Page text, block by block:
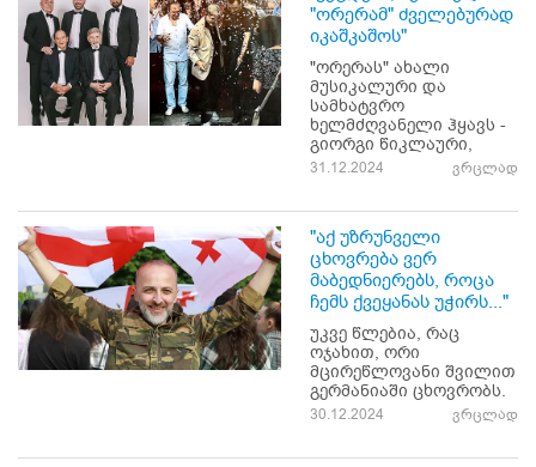
"ორერამ" ძველებურად
იკაშკაშოს"
"ორერას" ახალი
მუსიკალური და
სამხატვრო
ხელმძღვანელი ჰყავს -
გიორგი წიკლაური,
31.12.2024 ვრცლად
"აქ უზრუნველი
ცხოვრება ვერ
მაბედნიერებს, როცა
ჩემს ქვეყანას უჭირს..."
უკვე წლებია, რაც
ოჯახით, ორი
მცირეწლოვანი შვილით
გერმანიაში ცხოვრობს.
30.12.2024 ვრცლად